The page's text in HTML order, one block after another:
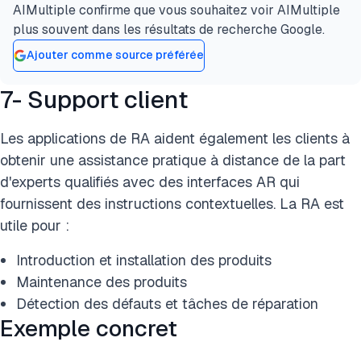
AIMultiple confirme que vous souhaitez voir AIMultiple
plus souvent dans les résultats de recherche Google.
Ajouter comme source préférée
7- Support client
Les applications de RA aident également les clients à
obtenir une assistance pratique à distance de la part
d'experts qualifiés avec des interfaces AR qui
fournissent des instructions contextuelles. La RA est
utile pour :
Introduction et installation des produits
Maintenance des produits
Détection des défauts et tâches de réparation
Exemple concret